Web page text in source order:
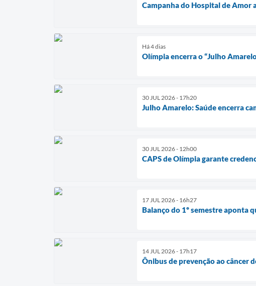
Campanha do Hospital de Amor
Há 4 dias
Olímpia encerra o “Julho
30 JUL 2026 - 17h20
Julho Amarelo: Saúde encerra
30 JUL 2026 - 12h00
CAPS de Olímpia garante
17 JUL 2026 - 16h27
Balanço do 1º semestre aponta
14 JUL 2026 - 17h17
Ônibus de prevenção ao câncer